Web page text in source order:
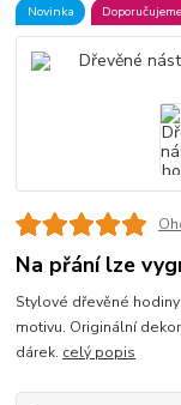
Novinka Doporučujeme
Na přání lze
Stylové dřevěné
motivu. Originální
dárek. celý popis